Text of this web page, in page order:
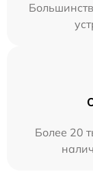
Более 20